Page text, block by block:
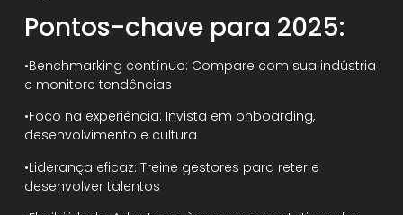
Pontos-chave para 2025:
•Benchmarking contínuo: Compare com sua indústria
e monitore tendências
•Foco na experiência: Invista em onboarding,
desenvolvimento e cultura
•Liderança eficaz: Treine gestores para reter e
desenvolver talentos